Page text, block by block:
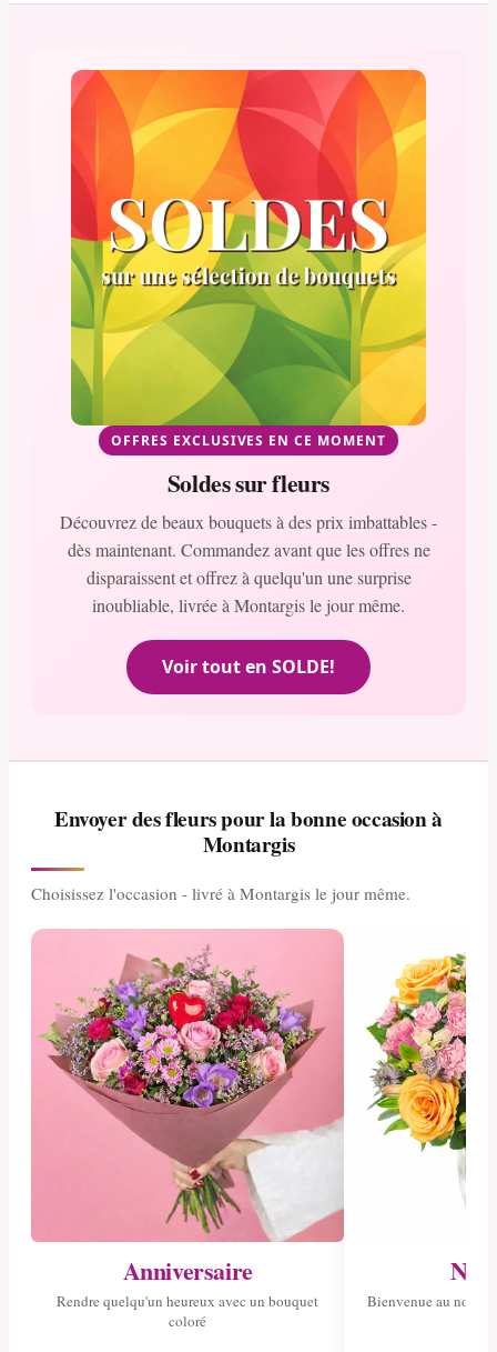
OFFRES EXCLUSIVES EN CE MOMENT
Soldes sur fleurs
Découvrez de beaux bouquets à des prix imbattables -
dès maintenant. Commandez avant que les offres ne
disparaissent et offrez à quelqu'un une surprise
inoubliable, livrée à Montargis le jour même.
Voir tout en SOLDE!
Envoyer des fleurs pour la bonne occasion à
Montargis
Choisissez l'occasion - livré à Montargis le jour même.
Anniversaire
Rendre quelqu'un heureux avec un bouquet
coloré
Bienvenue au